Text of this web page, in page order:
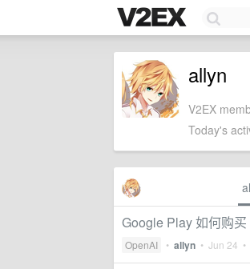
allyn
V2EX
Today's
Google Play 如何购
OpenAI • allyn • Jun 24